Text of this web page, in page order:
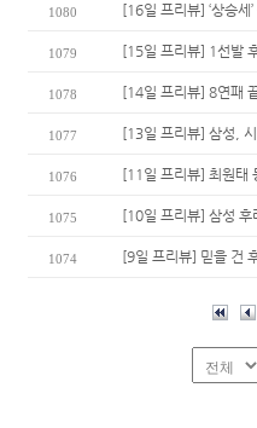
1080 [16일 프리뷰] ‘상승
1079 [15일 프리뷰] 1선발
1078 [14일 프리뷰] 8연패
1077 [13일 프리뷰] 삼성,
1076 [11일 프리뷰] 최원태
1075 [10일 프리뷰] 삼성
1074 [9일 프리뷰] 믿을 건